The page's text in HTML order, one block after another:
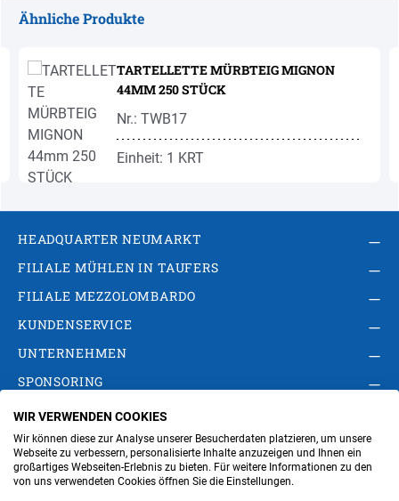
Ähnliche Produkte
TARTELLETTE MÜRBTEIG MIGNON
44MM 250 STÜCK
Nr.: TWB17
Einheit: 1 KRT
HEADQUARTER NEUMARKT
FILIALE MÜHLEN IN TAUFERS
FILIALE MEZZOLOMBARDO
KUNDENSERVICE
UNTERNEHMEN
SPONSORING
AGB Privacy Policy
Impressum
Cookie-Einstellungen ändern
Verwaltung
WIR VERWENDEN COOKIES
Wir können diese zur Analyse unserer Besucherdaten platzieren, um unsere
Webseite zu verbessern, personalisierte Inhalte anzuzeigen und Ihnen ein
großartiges Webseiten-Erlebnis zu bieten. Für weitere Informationen zu den
von uns verwendeten Cookies öffnen Sie die Einstellungen.